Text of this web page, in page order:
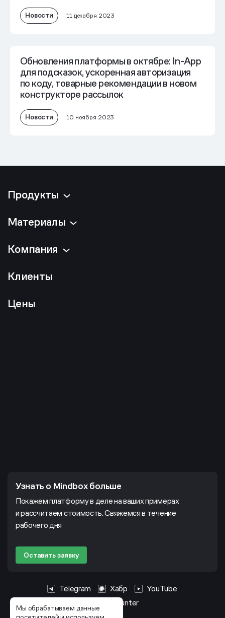
Мы обрабатываем данные
Новости 11 декабря 2023
Обновления платформы в октябре: In-App
для подсказок, ускоренная авторизация
по коду, товарные рекомендации в новом
конструкторе рассылок
Новости 10 ноября 2023
Продукты
Материалы
Компания
Клиенты
Цены
Узнать о Mindbox больше
Покажем платформу в деле на ваших примерах
и рассчитаем стоимость. Свяжемся в течение
рабочего дня
Оставить заявку
Telegram Хабр
YouTube
HeadHunter